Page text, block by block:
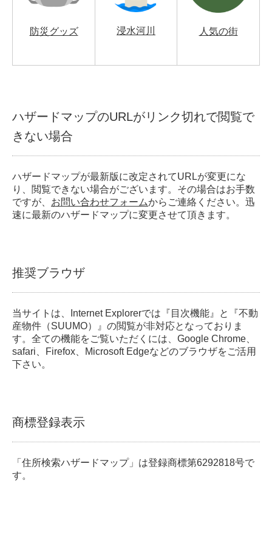
防災グッズ 浸水河川 人気の街
ハザードマップのURLがリンク切れで閲覧で
きない場合
ハザードマップが最新版に改定されてURLが変更にな
り、閲覧できない場合がございます。その場合はお手数
ですが、 お問い合わせフォームからご連絡ください。迅
速に最新のハザードマップに変更させて頂きます。
推奨ブラウザ
当サイトは、Internet Explorerでは『目次機能』と『不動
産物件（SUUMO）』の閲覧が非対応となっておりま
す。全ての機能をご覧いただくには、Google Chrome、
safari、Firefox、Microsoft Edgeなどのブラウザをご活用
下さい。
商標登録表示
「住所検索ハザードマップ」は登録商標第6292818号で
す。